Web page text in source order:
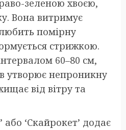
зеленою хвоєю,
Вона витримує
помірну
стрижкою.
60–80 см,
утворює непроникну
від вітру та
або ‘Скайрокет’ додає